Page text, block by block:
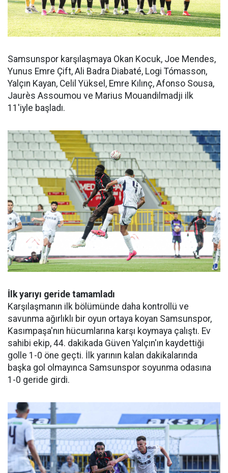
Samsunspor karşılaşmaya Okan Kocuk, Joe Mendes,
Yunus Emre Çift, Ali Badra Diabaté, Logi Tómasson,
Yalçın Kayan, Celil Yüksel, Emre Kılınç, Afonso Sousa,
Jaurès Assoumou ve Marius Mouandilmadji ilk
11'iyle başladı.
İlk yarıyı geride tamamladı
Karşılaşmanın ilk bölümünde daha kontrollü ve
savunma ağırlıklı bir oyun ortaya koyan Samsunspor,
Kasımpaşa'nın hücumlarına karşı koymaya çalıştı. Ev
sahibi ekip, 44. dakikada Güven Yalçın'ın kaydettiği
golle 1-0 öne geçti. İlk yarının kalan dakikalarında
başka gol olmayınca Samsunspor soyunma odasına
1-0 geride girdi.